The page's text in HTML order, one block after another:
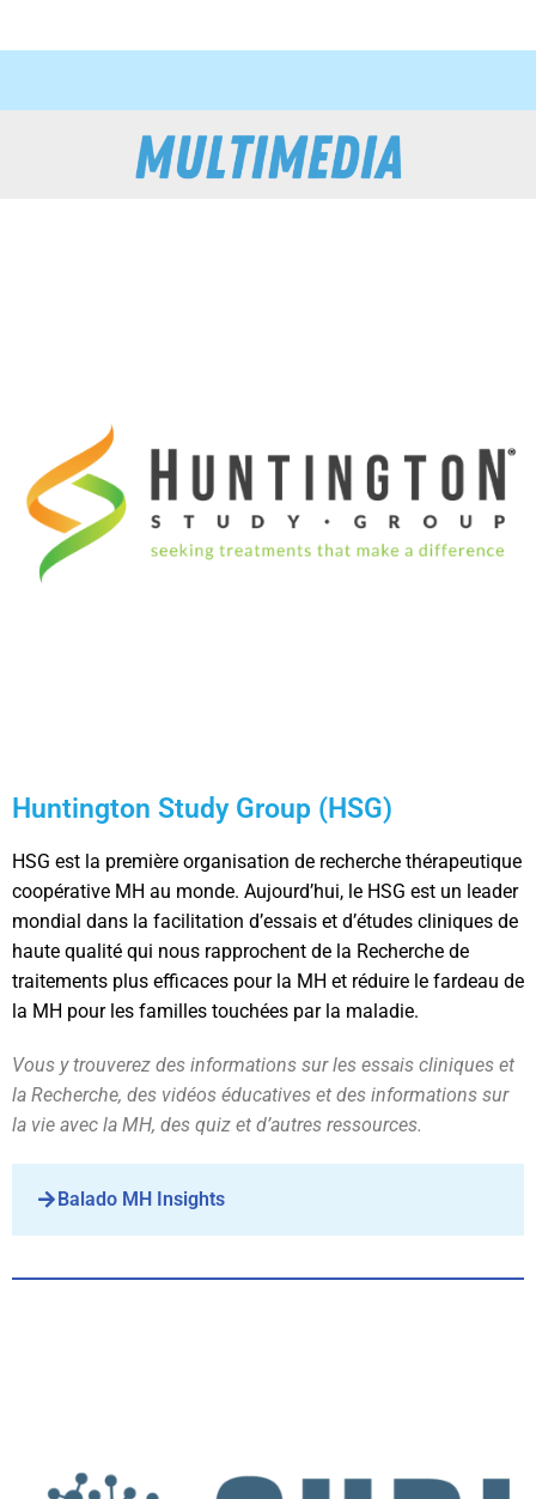
Huntington Study Group (HSG)
HSG est la première organisation de recherche thérapeutique
coopérative MH au monde. Aujourd’hui, le HSG est un leader
mondial dans la facilitation d’essais et d’études cliniques de
haute qualité qui nous rapprochent de la Recherche de
traitements plus efficaces pour la MH et réduire le fardeau de
la MH pour les familles touchées par la maladie.
Vous y trouverez des informations sur les essais cliniques et
la Recherche, des vidéos éducatives et des informations sur
la vie avec la MH, des quiz et d’autres ressources.
Balado MH Insights